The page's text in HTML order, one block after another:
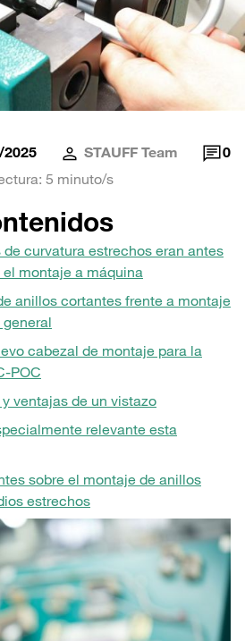
2025 STAUFF Team
0
5 minuto/s
de curvatura estrechos eran antes
montaje a máquina
anillos cortantes frente a montaje
cabezal de montaje para la
POC
ventajas de un vistazo
relevante esta
sobre el montaje de anillos
estrechos